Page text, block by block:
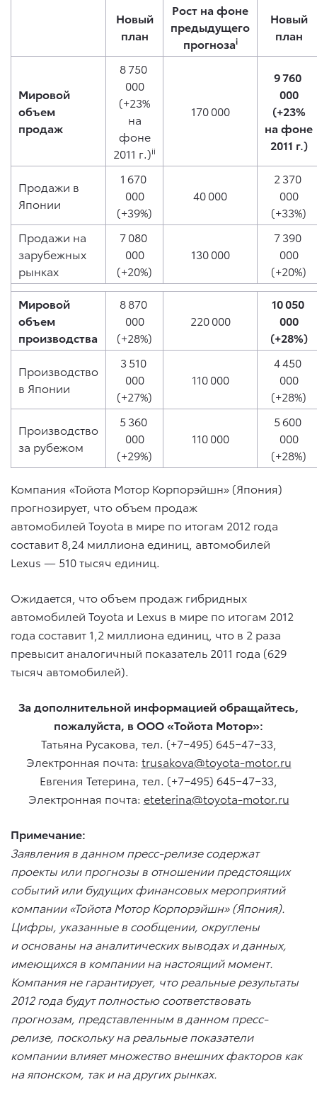
Новый
план
Рост на фоне
предыдущего
прогнозаi
Новый
план
Мировой
объем
продаж
8 750
000
(+23%
на
фоне
2011 г.)ii
170 000
9 760
000
(+23%
на фоне
2011 г.)
Продажи в
Японии
1 670
000
(+39%)
40 000
2 370
000
(+33%)
Продажи на
зарубежных
рынках
7 080
000
(+20%)
130 000
7 390
000
(+20%)
Мировой
объем
производства
8 870
000
(+28%)
220 000
10 050
000
(+28%)
Производство
в Японии
3 510
000
(+27%)
110 000
4 450
000
(+28%)
Производство
за рубежом
5 360
000
(+29%)
110 000
5 600
000
(+28%)
Компания «Тойота Мотор Корпорэйшн» (Япония)
прогнозирует, что объем продаж
автомобилей Toyota в мире по итогам 2012 года
составит 8,24 миллиона единиц, автомобилей
Lexus — 510 тысяч единиц.
Ожидается, что объем продаж гибридных
автомобилей Toyota и Lexus в мире по итогам 2012
года составит 1,2 миллиона единиц, что в 2 раза
превысит аналогичный показатель 2011 года (629
тысяч автомобилей).
За дополнительной информацией обращайтесь,
пожалуйста, в ООО «Тойота Мотор»:
Татьяна Русакова, тел. (+7−495) 645−47−33,
Электронная почта: trusakova@toyota-motor.ru
Евгения Тетерина, тел. (+7−495) 645−47−33,
Электронная почта: eteterina@toyota-motor.ru
Примечание:
Заявления в данном пресс-релизе содержат
проекты или прогнозы в отношении предстоящих
событий или будущих финансовых мероприятий
компании «Тойота Мотор Корпорэйшн» (Япония).
Цифры, указанные в сообщении, округлены
и основаны на аналитических выводах и данных,
имеющихся в компании на настоящий момент.
Компания не гарантирует, что реальные результаты
2012 года будут полностью соответствовать
прогнозам, представленным в данном пресс-
релизе, поскольку на реальные показатели
компании влияет множество внешних факторов как
на японском, так и на других рынках.